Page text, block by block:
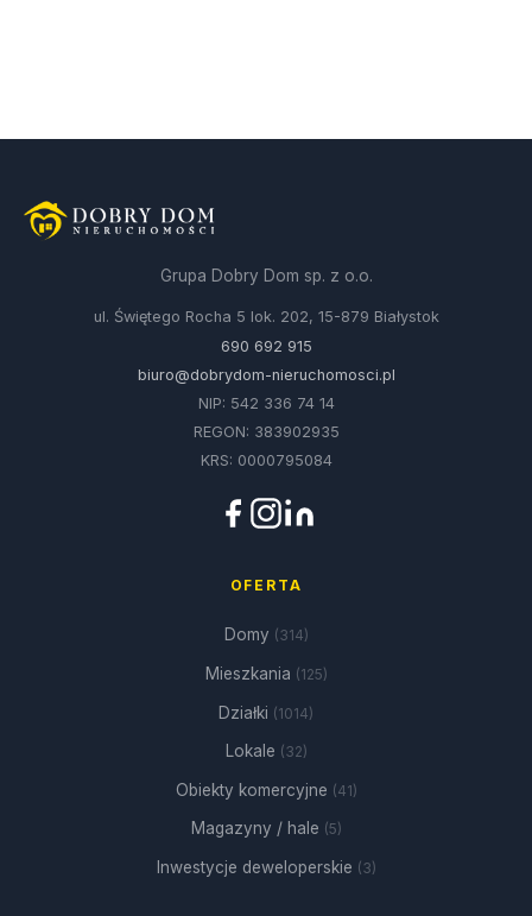
Grupa Dobry Dom sp. z o.o.
ul. Świętego Rocha 5 lok. 202, 15-879 Białystok
690 692 915
biuro@dobrydom-nieruchomosci.pl
NIP: 542 336 74 14
REGON: 383902935
KRS: 0000795084
OFERTA
Domy (314)
Mieszkania (125)
Działki (1014)
Lokale (32)
Obiekty komercyjne (41)
Magazyny / hale (5)
Inwestycje deweloperskie (3)